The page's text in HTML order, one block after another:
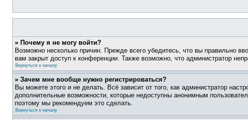
» Почему я не могу войти?
Возможно несколько причин. Прежде всего убедитесь, что вы правильно
вам закрыт доступ к конференции. Также возможно, что администратор
Вернуться к началу
» Зачем мне вообще нужно регистрироваться?
Вы можете этого и не делать. Всё зависит от того, как администратор
дополнительные возможности, которые недоступны анонимным
поэтому мы рекомендуем это сделать.
Вернуться к началу